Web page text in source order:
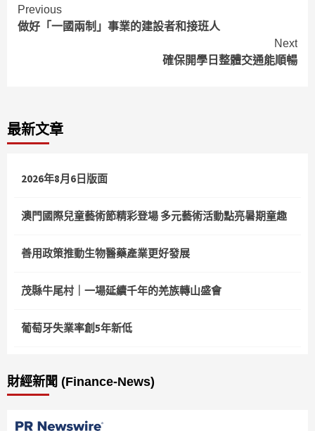
Continue
Reading
Previous
做好「一國兩制」事業的建設者和接班人
Next
確保開學日整體交通能順暢
最新文章
2026年8月6日版面
澳門國際兒童藝術節精彩登場 多元藝術活動點亮暑期童趣
善用政策推動生物醫藥產業更好發展
茂縣牛尾村｜一場延續千年的羌族轉山盛會
葡萄牙失業率創5年新低
財經新聞 (Finance-News)